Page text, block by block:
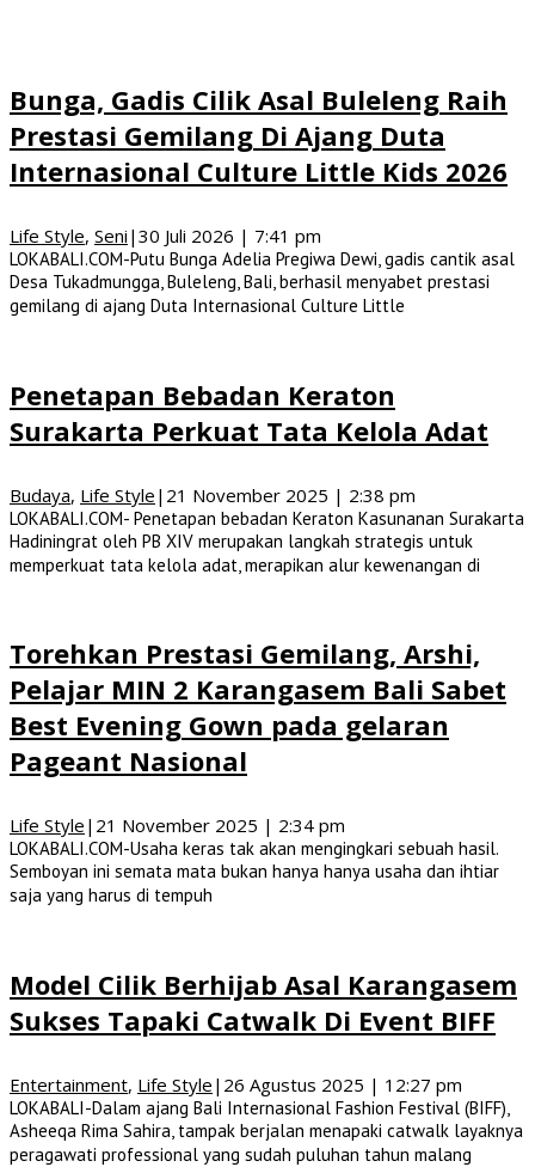
Bunga, Gadis Cilik Asal Buleleng Raih
Prestasi Gemilang Di Ajang Duta
Internasional Culture Little Kids 2026
Life Style, Seni | 30 Juli 2026 | 7:41 pm
LOKABALI.COM-Putu Bunga Adelia Pregiwa Dewi, gadis cantik asal
Desa Tukadmungga, Buleleng, Bali, berhasil menyabet prestasi
gemilang di ajang Duta Internasional Culture Little
Penetapan Bebadan Keraton
Surakarta Perkuat Tata Kelola Adat
Budaya, Life Style | 21 November 2025 | 2:38 pm
LOKABALI.COM- Penetapan bebadan Keraton Kasunanan Surakarta
Hadiningrat oleh PB XIV merupakan langkah strategis untuk
memperkuat tata kelola adat, merapikan alur kewenangan di
Torehkan Prestasi Gemilang, Arshi,
Pelajar MIN 2 Karangasem Bali Sabet
Best Evening Gown pada gelaran
Pageant Nasional
Life Style | 21 November 2025 | 2:34 pm
LOKABALI.COM-Usaha keras tak akan mengingkari sebuah hasil.
Semboyan ini semata mata bukan hanya hanya usaha dan ihtiar
saja yang harus di tempuh
Model Cilik Berhijab Asal Karangasem
Sukses Tapaki Catwalk Di Event BIFF
Entertainment, Life Style | 26 Agustus 2025 | 12:27 pm
LOKABALI-Dalam ajang Bali Internasional Fashion Festival (BIFF),
Asheeqa Rima Sahira, tampak berjalan menapaki catwalk layaknya
peragawati professional yang sudah puluhan tahun malang